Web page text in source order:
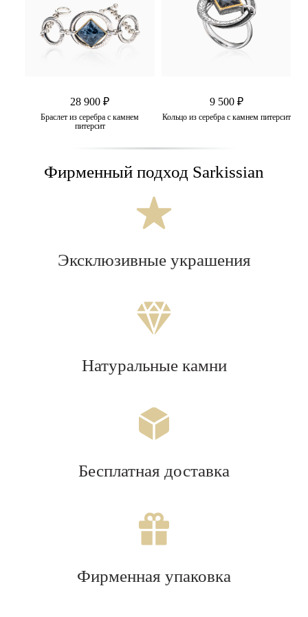
28 900 ₽
Браслет из серебра с камнем
питерсит
9 500 ₽
Кольцо из серебра с камнем питерсит
Фирменный подход Sarkissian
Эксклюзивные украшения
Натуральные камни
Бесплатная доставка
Фирменная упаковка